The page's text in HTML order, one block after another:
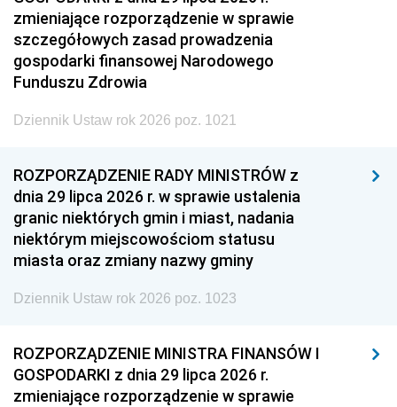
zmieniające rozporządzenie w sprawie
szczegółowych zasad prowadzenia
gospodarki finansowej Narodowego
Funduszu Zdrowia
Dziennik Ustaw rok 2026 poz. 1021
ROZPORZĄDZENIE RADY MINISTRÓW z
dnia 29 lipca 2026 r. w sprawie ustalenia
granic niektórych gmin i miast, nadania
niektórym miejscowościom statusu
miasta oraz zmiany nazwy gminy
Dziennik Ustaw rok 2026 poz. 1023
ROZPORZĄDZENIE MINISTRA FINANSÓW I
GOSPODARKI z dnia 29 lipca 2026 r.
zmieniające rozporządzenie w sprawie